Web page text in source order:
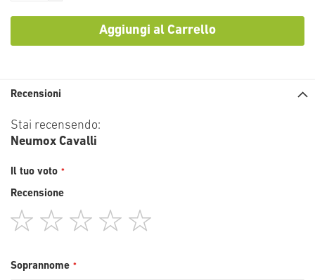
Aggiungi al Carrello
Recensioni
Stai recensendo:
Neumox Cavalli
Il tuo voto
Recensione
1
star
2
stars
3
stars
4
stars
Soprannome